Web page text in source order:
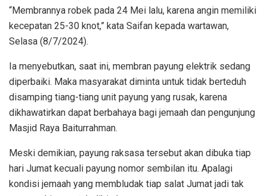
“Membrannya robek pada 24 Mei lalu, karena angin memiliki
kecepatan 25-30 knot,” kata Saifan kepada wartawan,
Selasa (8/7/2024).
Ia menyebutkan, saat ini, membran payung elektrik sedang
diperbaiki. Maka masyarakat diminta untuk tidak berteduh
disamping tiang-tiang unit payung yang rusak, karena
dikhawatirkan dapat berbahaya bagi jemaah dan pengunjung
Masjid Raya Baiturrahman.
Meski demikian, payung raksasa tersebut akan dibuka tiap
hari Jumat kecuali payung nomor sembilan itu. Apalagi
kondisi jemaah yang membludak tiap salat Jumat jadi tak